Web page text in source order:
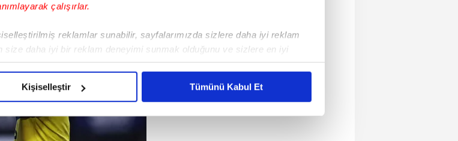
çalışırlar.
reklamlar sunabilir, sayfalarımızda sizlere daha iyi reklam
size daha iyi bir reklam deneyimi sunmak olduğunu ve sizlere en iyi
ve bu noktada, reklamların maliyetlerimizi karşılamak
kendimize ve üçüncü kişilere ait çerezler kullanılmaktadır. Bu
Kişiselleştir Tümünü Kabul Et